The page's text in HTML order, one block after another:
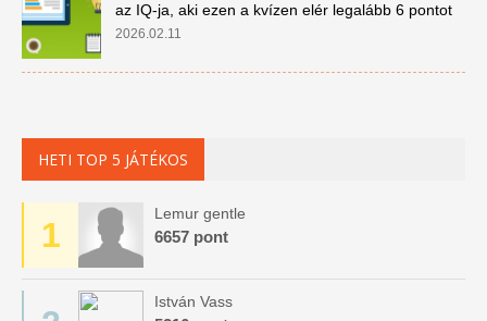
az IQ-ja, aki ezen a kvízen elér legalább 6 pontot
2026.02.11
HETI TOP 5 JÁTÉKOS
1
Lemur gentle
6657 pont
István Vass